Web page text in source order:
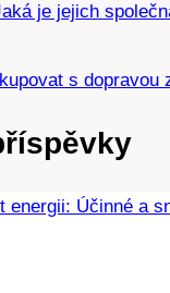
je jejich
s dopravou